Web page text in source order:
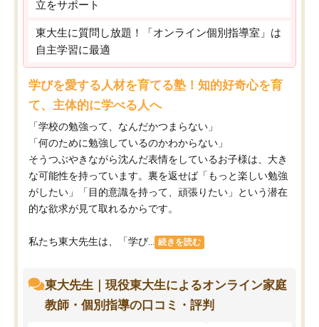
立をサポート
東大生に質問し放題！「オンライン個別指導室」は
自主学習に最適
学びを愛する人材を育てる塾！知的好奇心を育
て、主体的に学べる人へ
「学校の勉強って、なんだかつまらない」
「何のために勉強しているのかわからない」
そうつぶやきながら沈んだ表情をしているお子様は、大き
な可能性を持っています。裏を返せば「もっと楽しい勉強
がしたい」「目的意識を持って、頑張りたい」という潜在
的な欲求が見て取れるからです。
私たち東大先生は、「学び... 続きを読む
東大先生｜現役東大生によるオンライン家庭
教師・個別指導の口コミ・評判